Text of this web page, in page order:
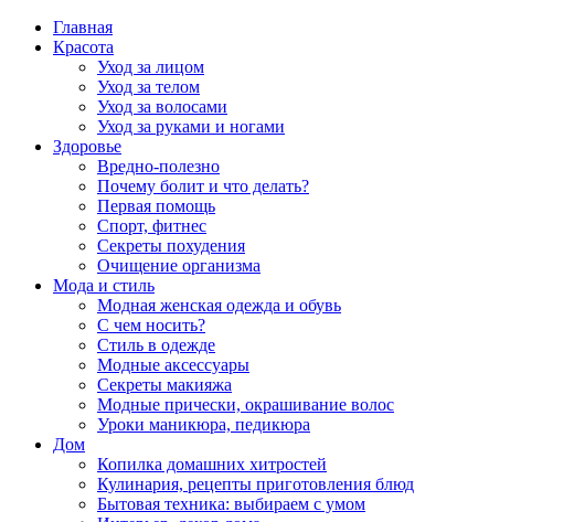
Главная
Красота
Уход за лицом
Уход за телом
Уход за волосами
Уход за руками и ногами
Здоровье
Вредно-полезно
Почему болит и что делать?
Первая помощь
Спорт, фитнес
Секреты похудения
Очищение организма
Мода и стиль
Модная женская одежда и обувь
С чем носить?
Стиль в одежде
Модные аксессуары
Секреты макияжа
Модные прически, окрашивание волос
Уроки маникюра, педикюра
Дом
Копилка домашних хитростей
Кулинария, рецепты приготовления блюд
Бытовая техника: выбираем с умом